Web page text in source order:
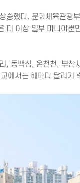
했다. 문화체육관광부
더 이상 일부 마니아뿐
, 동백섬, 온천천, 부산
에서는 해마다 달리기